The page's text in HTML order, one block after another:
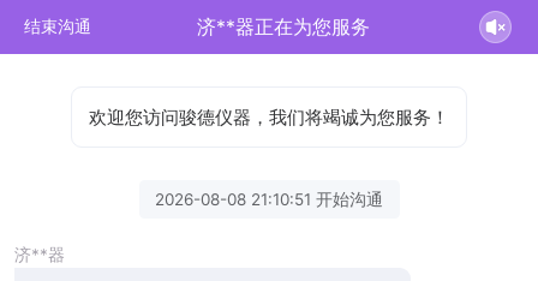
结束沟通 济**器正在为您服务
欢迎您访问骏德仪器，我们将竭诚为您服务！
2026-08-08 21:10:51 开始沟通
济**器